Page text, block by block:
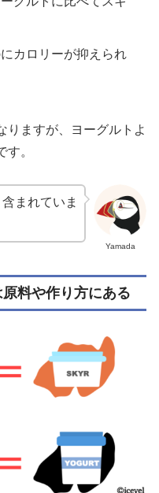
カロリーが抑えられ
りますが、ヨーグルトよ
。
Yamada
まれていま
料や作り方にある